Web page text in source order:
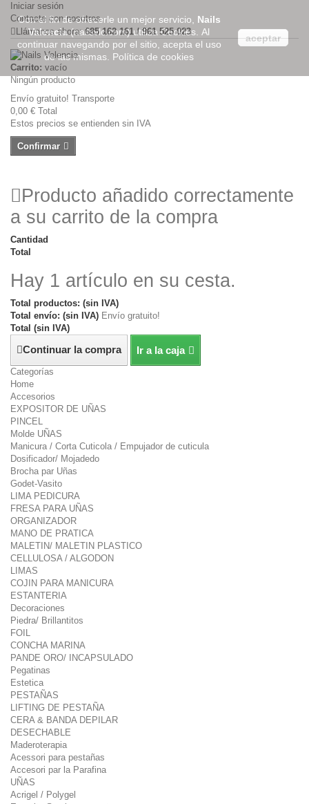
Iniciar sesión
Contacte con nosotros
Llámanos ahora:685 162 161 / 961 525 023
Carrito: vacío
Ningún producto
Envío gratuito! Transporte
0,00 € Total
Estos precios se entienden sin IVA
Confirmar
Producto añadido correctamente
a su carrito de la compra
Cantidad
Total
Hay 1 artículo en su cesta.
Total productos: (sin IVA)
Total envío: (sin IVA) Envío gratuito!
Total (sin IVA)
Continuar la compra Ir a la caja
Categorías
Home
Accesorios
EXPOSITOR DE UÑAS
PINCEL
Molde UÑAS
Manicura / Corta Cuticola / Empujador de cuticula
Dosificador/ Mojadedo
Brocha par Uñas
Godet-Vasito
LIMA PEDICURA
FRESA PARA UÑAS
ORGANIZADOR
MANO DE PRATICA
MALETIN/ MALETIN PLASTICO
CELLULOSA / ALGODON
LIMAS
COJIN PARA MANICURA
ESTANTERIA
Decoraciones
Piedra/ Brillantitos
FOIL
CONCHA MARINA
PANDE ORO/ INCAPSULADO
Pegatinas
Estetica
PESTAÑAS
LIFTING DE PESTAÑA
CERA & BANDA DEPILAR
DESECHABLE
Maderoterapia
Acessori para pestañas
Accesori par la Parafina
UÑAS
Acrigel / Polygel
Con el fin de ofrecerle un mejor servicio, Nails
Valencia(nailsvlc.com) utiliza Cookies. Al
continuar navegando por el sitio, acepta el uso
de las mismas. Política de cookies
aceptar